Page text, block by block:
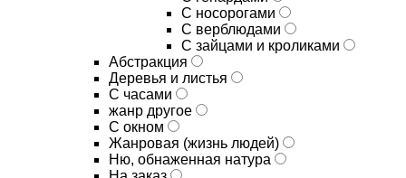
С носорогами
С верблюдами
С зайцами и кроликами
Абстракция
Деревья и листья
С часами
жанр другое
С окном
Жанровая (жизнь людей)
Ню, обнаженная натура